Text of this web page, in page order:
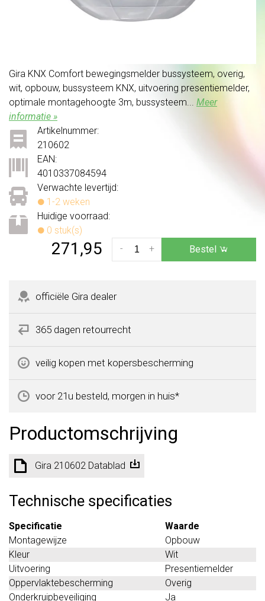
Gira KNX Comfort bewegingsmelder bussysteem, overig,
wit, opbouw, bussysteem KNX, uitvoering presentiemelder,
optimale montagehoogte 3m, bussysteem... Meer
informatie »
Verwachte levertijd:
1-2 weken
Huidige voorraad:
0 stuk(s)
Artikelnummer:
210602
EAN:
4010337084594
271,95 +
- Bestel
officiële Gira dealer
365 dagen retourrecht
veilig kopen met kopersbescherming
voor 21u besteld, morgen in huis*
Productomschrijving
Gira 210602 Datablad
Technische specificaties
Specificatie
Waarde
Montagewijze
Opbouw
Kleur
Wit
Uitvoering
Presentiemelder
Oppervlaktebescherming
Overig
Onderkruipbeveiliging
Ja